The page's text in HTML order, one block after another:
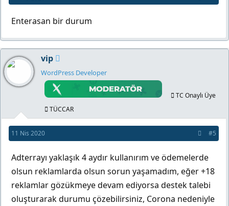
Enterasan bir durum
vip
WordPress Developer
TC Onaylı Üye
TÜCCAR
11 Nis 2020 #5
Adterrayı yaklaşık 4 aydır kullanırım ve ödemelerde
olsun reklamlarda olsun sorun yaşamadım, eğer +18
reklamlar gözükmeye devam ediyorsa destek talebi
oluşturarak durumu çözebilirsiniz, Corona nedeniyle